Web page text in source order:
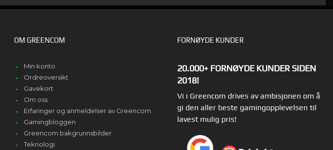
OM GREENCOM
Min konto
Ordreoversikt
Gavekort
Om oss
Erfaringer og anmeldelser av Greencom
Gamingbloggen
Greencom bakgrunnsbilder
Teknologi
FORNØYDE KUNDER
20.000+ FORNØYDE KUNDER SIDEN
2018!
Vi i Greencom drives av ambisjonen om å
gi den aller beste gamingopplevelsen til
lavest mulig pris!